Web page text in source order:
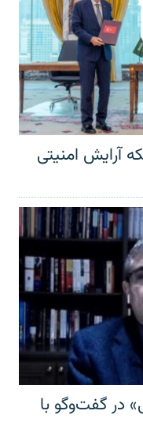
آرایش امنیتی
در گفت‌وگو با